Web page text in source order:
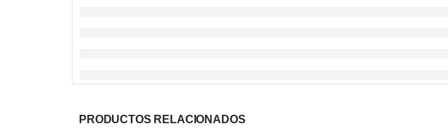
PRODUCTOS RELACIONADOS